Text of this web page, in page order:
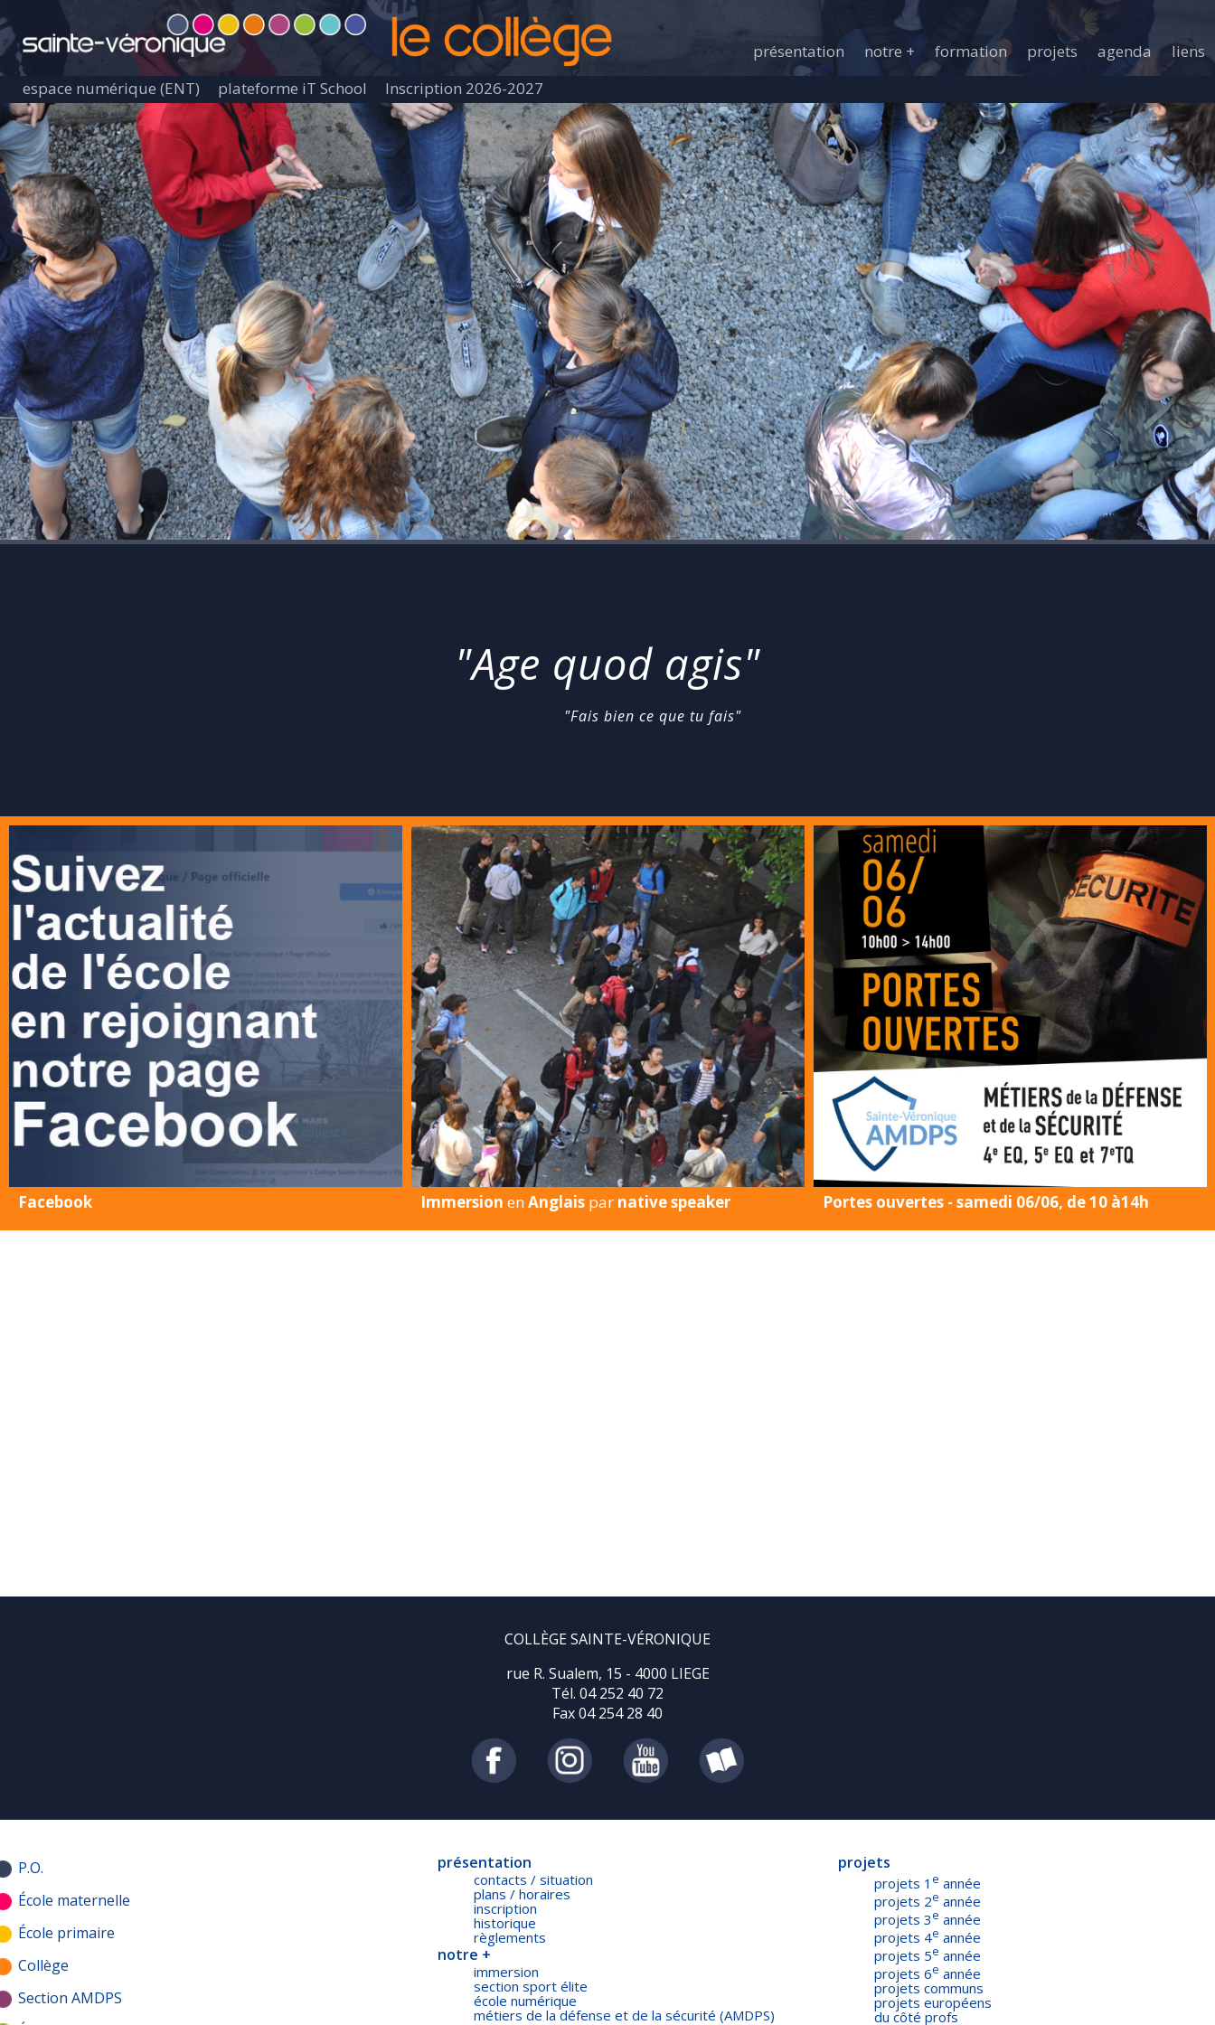
présentation notre + formation projets agenda
liens
espace numérique (ENT)
plateforme iT School Inscription 2026-2027
"Age quod agis"
"Fais bien ce que tu fais"
Facebook Immersion enAnglais parnative speaker Portes ouvertes - samedi 06/06, de 10 à14h
COLLÈGE SAINTE-VÉRONIQUE
rue R. Sualem, 15 - 4000 LIEGE
Tél. 04 252 40 72
Fax 04 254 28 40
P.O.
École maternelle
École primaire
Collège
Section AMDPS
présentation
contacts / situation
plans / horaires
inscription
historique
règlements
notre +
immersion
section sport élite
école numérique
métiers de la défense et de la sécurité (AMDPS)
projets
projets 1 e année
projets 2e année
projets 3e année
projets 4e année
projets 5e année
projets 6e année
projets communs
projets européens
du côté profs